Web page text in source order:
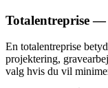
Totalentreprise —
En totalentreprise
projektering,
valg hvis du vil